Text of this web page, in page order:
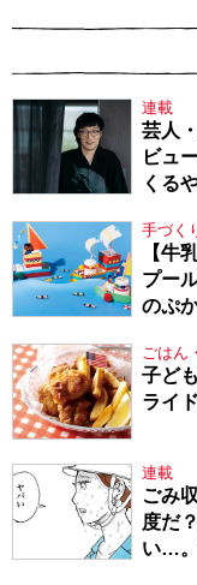
連載
芸人
ビュ
くる
手づく
【牛
プー
のぷ
ごはん
子ど
ライ
連載
ごみ
度だ
い…。